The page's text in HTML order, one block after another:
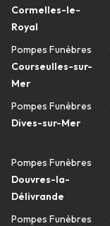
Cormelles-le-
Royal
Pompes Funèbres
Courseulles-sur-
Mer
Pompes Funèbres
Dives-sur-Mer
Pompes Funèbres
Douvres-la-
Délivrande
Pompes Funèbres